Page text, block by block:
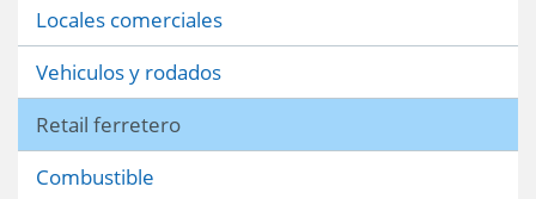
Locales comerciales
Vehiculos y rodados
Retail ferretero
Combustible